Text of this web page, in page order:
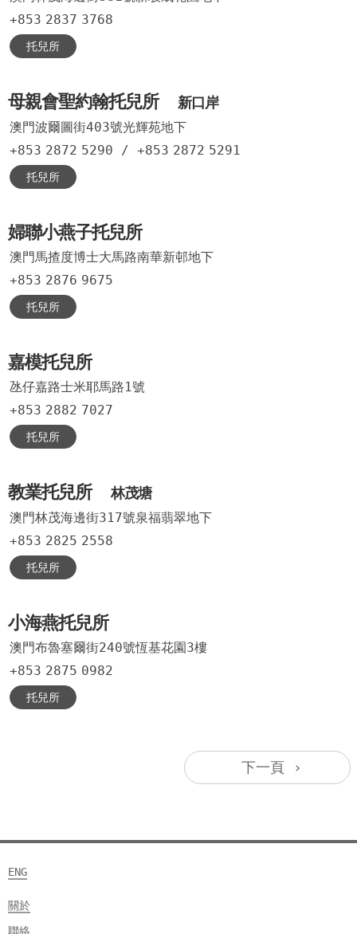
+853 2837 3768
托兒所
母親會聖約翰托兒所 新口岸
澳門波爾圖街403號光輝苑地下
+853 2872 5290 / +853 2872 5291
托兒所
婦聯小燕子托兒所
澳門馬揸度博士大馬路南華新邨地下
+853 2876 9675
托兒所
嘉模托兒所
氹仔嘉路士米耶馬路1號
+853 2882 7027
托兒所
教業托兒所林茂塘
澳門林茂海邊街317號泉福翡翠地下
+853 2825 2558
托兒所
小海燕托兒所
澳門布魯塞爾街240號恆基花園3樓
+853 2875 0982
托兒所
下一頁 ›
ENG
關於
聯絡